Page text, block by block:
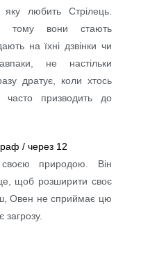
любить Стрілець.
тому вони стають
на їхні дзвінки чи
не настільки
дратує, коли хтось
призводить до
природою. Він
це, щоб розширити своє
Овен не сприймає цю
загрозу.